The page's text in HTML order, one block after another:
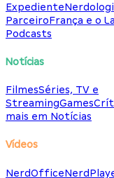
Expediente
ParceiroFrança e o
Podcasts
Notícias
FilmesSéries, TV e
StreamingGames
mais em Notícias
Vídeos
NerdOffice